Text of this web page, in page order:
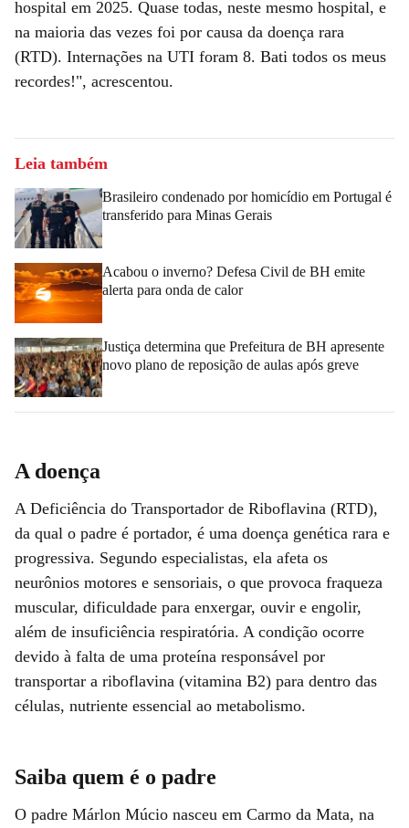
hospital em 2025. Quase todas, neste mesmo hospital, e
na maioria das vezes foi por causa da doença rara
(RTD). Internações na UTI foram 8. Bati todos os meus
recordes!", acrescentou.
Leia também
Brasileiro condenado por homicídio em Portugal é
transferido para Minas Gerais
Acabou o inverno? Defesa Civil de BH emite
alerta para onda de calor
Justiça determina que Prefeitura de BH apresente
novo plano de reposição de aulas após greve
A doença
A Deficiência do Transportador de Riboflavina (RTD),
da qual o padre é portador, é uma doença genética rara e
progressiva. Segundo especialistas, ela afeta os
neurônios motores e sensoriais, o que provoca fraqueza
muscular, dificuldade para enxergar, ouvir e engolir,
além de insuficiência respiratória. A condição ocorre
devido à falta de uma proteína responsável por
transportar a riboflavina (vitamina B2) para dentro das
células, nutriente essencial ao metabolismo.
Saiba quem é o padre
O padre Márlon Múcio nasceu em Carmo da Mata, na